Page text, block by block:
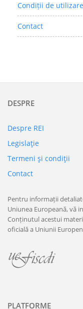
Condiții de
Contact
DESPRE
Despre REI
Legislaţie
Termeni şi condiţii
Contact
Pentru informații
Uniunea Europeană, vă
Conținutul acestui
oficială a Uniunii
PLATFORME